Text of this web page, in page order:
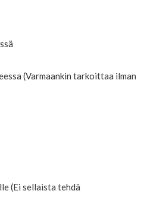
(Varmaankin tarkoittaa ilman
(Ei sellaista tehdä